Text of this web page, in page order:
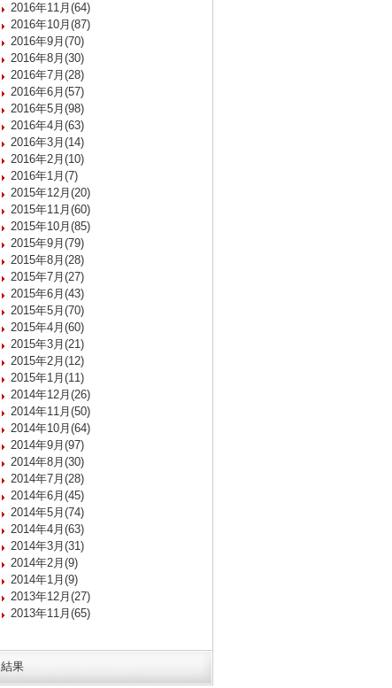
2016年11月(64)
2016年10月(87)
2016年9月(70)
2016年8月(30)
2016年7月(28)
2016年6月(57)
2016年5月(98)
2016年4月(63)
2016年3月(14)
2016年2月(10)
2016年1月(7)
2015年12月(20)
2015年11月(60)
2015年10月(85)
2015年9月(79)
2015年8月(28)
2015年7月(27)
2015年6月(43)
2015年5月(70)
2015年4月(60)
2015年3月(21)
2015年2月(12)
2015年1月(11)
2014年12月(26)
2014年11月(50)
2014年10月(64)
2014年9月(97)
2014年8月(30)
2014年7月(28)
2014年6月(45)
2014年5月(74)
2014年4月(63)
2014年3月(31)
2014年2月(9)
2014年1月(9)
2013年12月(27)
2013年11月(65)
結果